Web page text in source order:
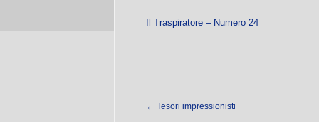
Il Traspiratore – Numero 24
← Tesori impressionisti